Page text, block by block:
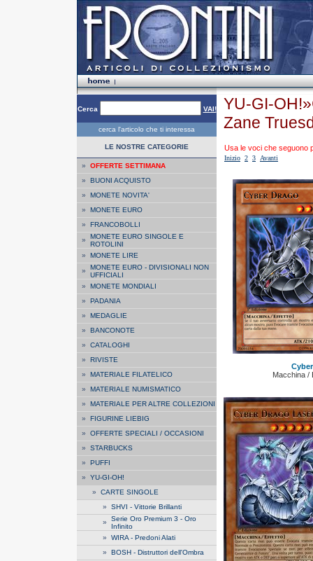
Cerca VAI!
cerca l'articolo che ti interessa
LE NOSTRE CATEGORIE
» OFFERTE SETTIMANA
» BUONI ACQUISTO
» MONETE NOVITA'
» MONETE EURO
» FRANCOBOLLI
» MONETE EURO SINGOLE E
ROTOLINI
» MONETE LIRE
» MONETE EURO - DIVISIONALI NON
UFFICIALI
» MONETE MONDIALI
» PADANIA
» MEDAGLIE
» BANCONOTE
» CATALOGHI
» RIVISTE
» MATERIALE FILATELICO
» MATERIALE NUMISMATICO
» MATERIALE PER ALTRE COLLEZIONI
» FIGURINE LIEBIG
» OFFERTE SPECIALI / OCCASIONI
» STARBUCKS
» PUFFI
» YU-GI-OH!
» CARTE SINGOLE
» SHVI - Vittorie Brillanti
» Serie Oro Premium 3 - Oro
Infinito
» WIRA - Predoni Alati
» BOSH - Distruttori dell'Ombra
YU-GI-
Zane
Usa le voci che seguono
Inizio 2 3 Avanti
Macchina /